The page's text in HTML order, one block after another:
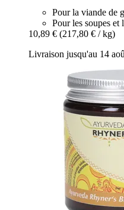
Pour la viande de
Pour les soupes et
10,89 € (217,80 € / kg)
Livraison jusqu'au 14